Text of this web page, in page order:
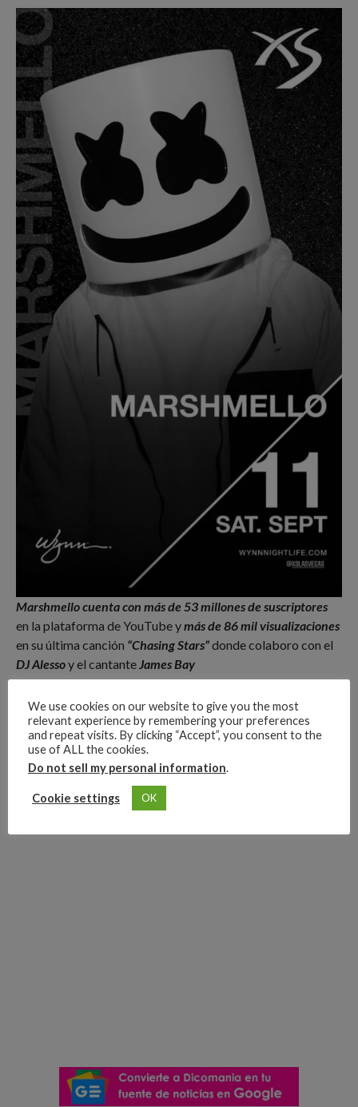
Marshmellocuenta con más de 53 millones de suscriptores
en la plataforma de YouTube ymás de 86 mil visualizaciones
en su última canción “Chasing Stars”donde colaboro con el
DJ Alessoy el cantanteJames Bay
We use cookies on our website to give you the most
relevant experience by remembering your preferences
and repeat visits. By clicking “Accept”, you consent to the
use of ALL the cookies.
Do not sell my personal information.
Cookie settings OK